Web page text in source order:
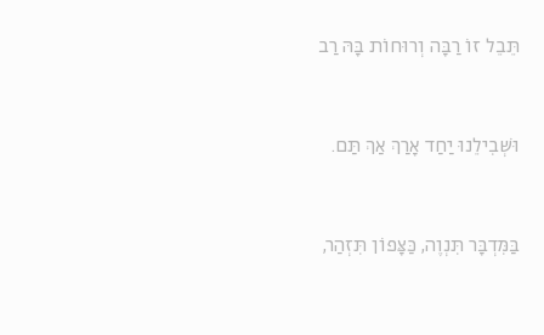
תֵּבֵל זוֹ רַבָּה וְרוּחוֹת בָּהּ רַב
וּשְׁבִילֵנוּ יַחַד אָרַךְ אַךְ תַּם.
בַּמִּדְבָּר תִּנְוֶה, כַּצָּפוֹן תִּזְהַר,